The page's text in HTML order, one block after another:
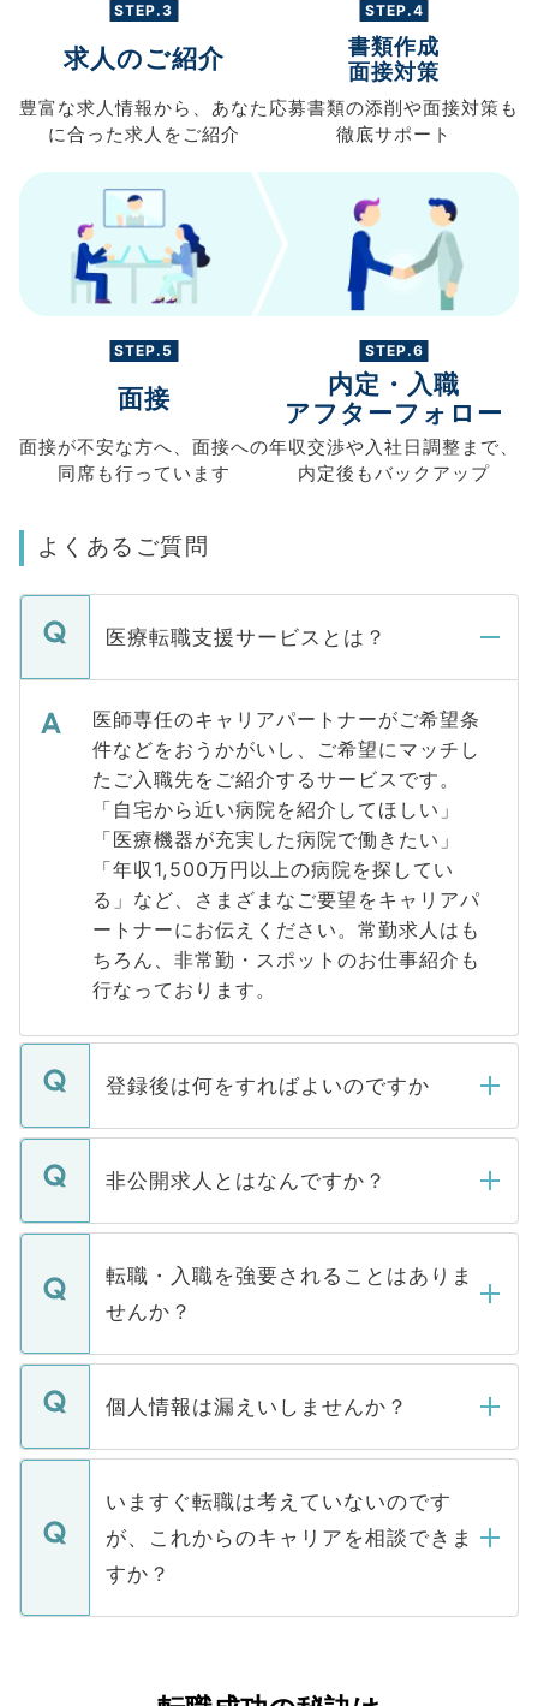
STEP.3
求人のご紹介
豊富な求人情報から、 あなた
に合った求人を ご紹介
STEP.4
書類作成
面接対策
応募書類の添削や面接対策も
徹底サポート
STEP.5
面接
面接が不安な方へ、 面接への
同席も行っています
STEP.6
内定・入職
アフターフォロー
年収交渉や入社日調整まで、
内定後もバックアップ
よくあるご質問
医療転職支援サービスとは？
医師専任のキャリアパートナーがご希望条
件などをおうかがいし、ご希望にマッチし
たご入職先をご紹介するサービスです。
「自宅から近い病院を紹介してほしい」
「医療機器が充実した病院で働きたい」
「年収1,500万円以上の病院を探してい
る」など、さまざまなご要望をキャリアパ
ートナーにお伝えください。常勤求人はも
ちろん、非常勤・スポットのお仕事紹介も
行なっております。
登録後は何をすればよいのですか
ご登録いただきましたら、弊社担当者がご
登録内容を確認し、その後メールもしくは
ます。通常、5営業日以内にはご連絡をせて
いただきますので、しばらくお待ちくださ
非公開求人とはなんですか？
マイナビDOCTORで取り扱っている求人の
うち約3割は、Webサイトからご覧いただ
けない「非公開求人」です。非公開求人は
下記の理由によって、一般には公開してい
ません。
■応募殺到を避けるため 人気のある医療機
関を公にしてしまうと、応募が殺到する場
に、医療機関が求める条件に合った人材の
みを人材紹介会社に依頼するケースが増え
ています。
転職・入職を強要されることはありま
せんか？
転職・入職を強要することは一切ありませ
ん。また、仮に応募先から内定をいただい
定を承諾する必要はありません。内定先へ
の辞退の連絡はキャリアパートナーが行い
個人情報は漏えいしませんか？
個人情報が漏えいすることはありませんの
で、ご安心ください。当サイトからの登録
などで収集したご登録者様の個人情報は、
ご本人のキャリアアップおよび転職活動の
支援を目的に使用いたします。お預かりし
ているすべての個人データはご本人の許可
いますぐ転職は考えていないのです
が、これからのキャリアを相談できま
すか？
かがいして、現在の医療機関の状況や紹介